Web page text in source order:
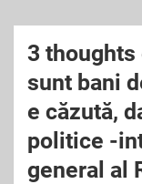
3 thoughts
sunt bani
e căzută,
politice -
general al